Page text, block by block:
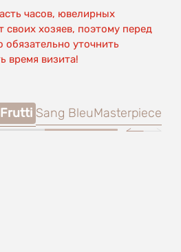
часов, ювелирных
своих хозяев, поэтому перед
уточнить
время визита!
Sang BleuMasterpiece